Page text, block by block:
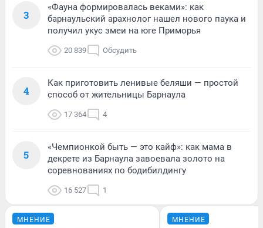
3
«Фауна формировалась веками»: как
барнаульский арахнолог нашел нового паука и
получил укус змеи на юге Приморья
20 839 Обсудить
4
Как приготовить ленивые беляши — простой
способ от жительницы Барнаула
17 364 4
5
«Чемпионкой быть — это кайф»: как мама в
декрете из Барнаула завоевала золото на
соревнованиях по бодибилдингу
16 527 1
МНЕНИЕ МНЕНИЕ